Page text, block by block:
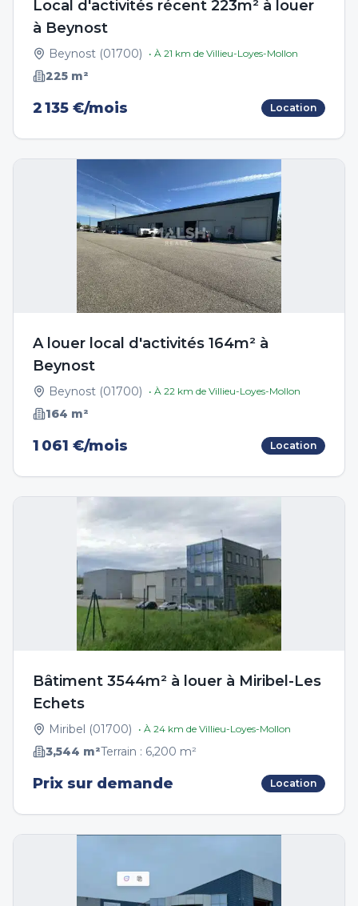
Local d'activités récent 223m² à louer
à Beynost
Beynost (01700) • À 21 km de Villieu-Loyes-Mollon
225 m²
2 135 €/mois Location
A louer local d'activités 164m² à
Beynost
Beynost (01700) • À 22 km de Villieu-Loyes-Mollon
164 m²
1 061 €/mois Location
Bâtiment 3544m² à louer à Miribel-Les
Echets
Miribel (01700) • À 24 km de Villieu-Loyes-Mollon
3,544 m²Terrain : 6,200 m²
Prix sur demande Location